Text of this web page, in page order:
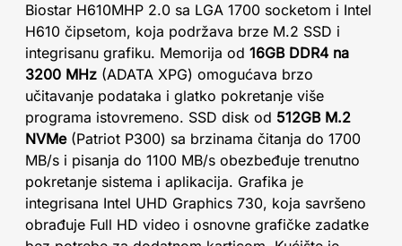
Biostar H610MHP 2.0 sa LGA 1700 socketom i Intel
H610 čipsetom, koja podržava brze M.2 SSD i
integrisanu grafiku. Memorija od 16GB DDR4 na
3200 MHz (ADATA XPG) omogućava brzo
učitavanje podataka i glatko pokretanje više
programa istovremeno. SSD disk od 512GB M.2
NVMe(Patriot P300) sa brzinama čitanja do 1700
MB/s i pisanja do 1100 MB/s obezbeđuje trenutno
pokretanje sistema i aplikacija. Grafika je
integrisana Intel UHD Graphics 730, koja savršeno
obrađuje Full HD video i osnovne grafičke zadatke